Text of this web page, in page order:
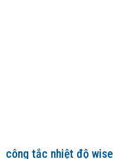
công tắc nhiệt độ wise